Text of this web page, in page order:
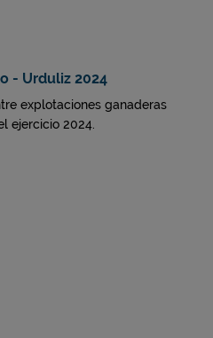
- Urduliz 2024
explotaciones ganaderas
ejercicio 2024.